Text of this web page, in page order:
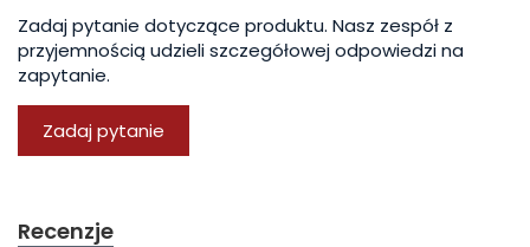
Zadaj pytanie dotyczące produktu. Nasz zespół z
przyjemnością udzieli szczegółowej odpowiedzi na
zapytanie.
Zadaj pytanie
Recenzje